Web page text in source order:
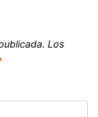
Los